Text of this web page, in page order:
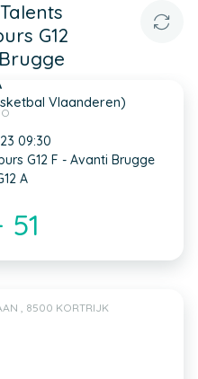
G12
Vlaanderen)
09:30
G12 F - Avanti Brugge
A
51
, 8500 KORTRIJK